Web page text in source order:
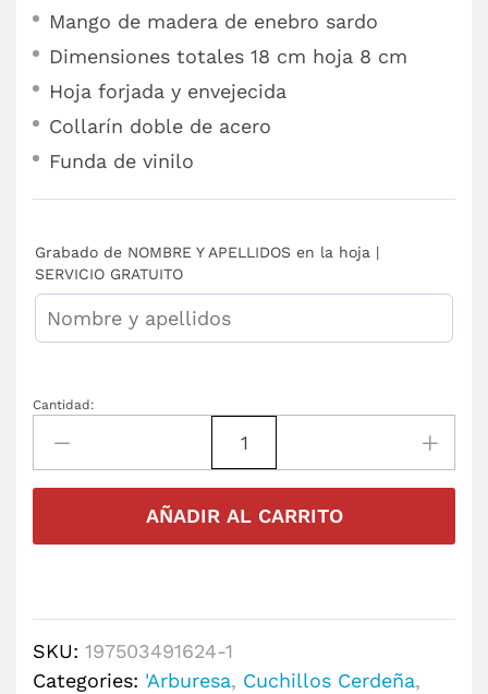
Mango de madera de enebro sardo
Dimensiones totales 18 cm hoja 8 cm
Hoja forjada y envejecida
Collarín doble de acero
Funda de vinilo
Grabado de NOMBRE Y APELLIDOS en la hoja |
SERVICIO GRATUITO
Cantidad:
AÑADIR AL CARRITO
SKU: 197503491624-1
Categories: 'Arburesa, Cuchillos Cerdeña,